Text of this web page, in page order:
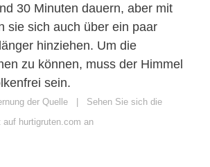
30 Minuten dauern, aber mit
sie sich auch über ein paar
hinziehen. Um die
zu können, muss der Himmel
sein.
der Quelle | Sehen Sie sich die
hurtigruten.com an